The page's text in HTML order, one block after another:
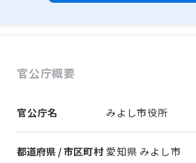
官公庁概要
官公庁名 みよし市役所
都道府県 / 市区町村 愛知県 みよし市